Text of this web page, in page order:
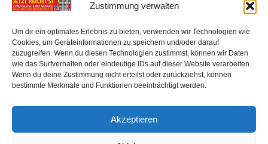
Zustimmung verwalten
Um dir ein optimales Erlebnis zu bieten, verwenden wir Technologien wie
Cookies, um Geräteinformationen zu speichern und/oder darauf
zuzugreifen. Wenn du diesen Technologien zustimmst, können wir Daten
wie das Surfverhalten oder eindeutige IDs auf dieser Website verarbeiten.
Wenn du deine Zustimmung nicht erteilst oder zurückziehst, können
bestimmte Merkmale und Funktionen beeinträchtigt werden.
Akzeptieren
Juni 2015
Mai 2015